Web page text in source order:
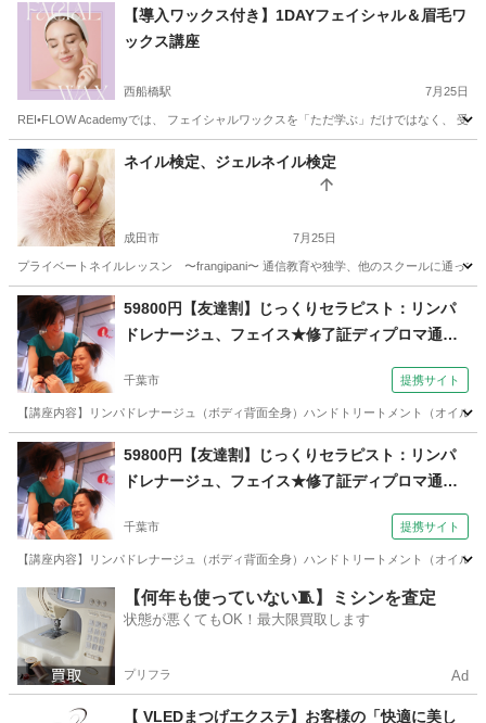
【導入ワックス付き】1DAYフェイシャル＆眉毛ワ
ックス講座
西船橋駅 7月25日
REI•FLOW Academyでは、 フェイシャルワックスを「ただ学ぶ」だけではなく、 受
千葉 船橋市 西船橋駅 その他 眉毛
ネイル検定、ジェルネイル検定
成田市 7月25日
プライベートネイルレッスン 〜frangipani〜 通信教育や独学、他のスクールに通っ
千葉 成田市 ネイル 技能検定
59800円【友達割】じっくりセラピスト：リンパ
ドレナージュ、フェイス★修了証ディプロマ通信
千葉校）
千葉市 提携サイト
【講座内容】リンパドレナージュ（ボディ背面全身）ハンドトリートメント（オイ
千葉 千葉市 マッサージ
59800円【友達割】じっくりセラピスト：リンパ
ドレナージュ、フェイス★修了証ディプロマ通信
千葉校）
千葉市 提携サイト
【講座内容】リンパドレナージュ（ボディ背面全身）ハンドトリートメント（オイ
千葉 千葉市 マッサージ
【何年も使っていない🧵】ミシンを査定
状態が悪くてもOK！最大限買取します
プリフラ Ad
【 VLEDまつげエクステ】お客様の「快適に美し